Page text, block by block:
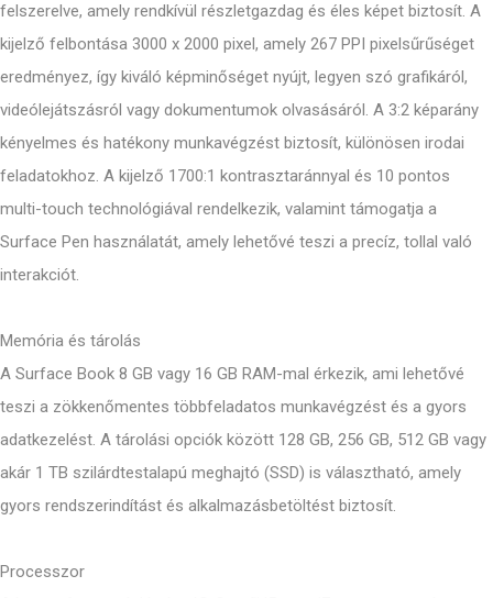
felszerelve, amely rendkívül részletgazdag és éles képet biztosít. A
kijelző felbontása 3000 x 2000 pixel, amely 267 PPI pixelsűrűséget
eredményez, így kiváló képminőséget nyújt, legyen szó grafikáról,
videólejátszásról vagy dokumentumok olvasásáról. A 3:2 képarány
kényelmes és hatékony munkavégzést biztosít, különösen irodai
feladatokhoz. A kijelző 1700:1 kontrasztaránnyal és 10 pontos
multi-touch technológiával rendelkezik, valamint támogatja a
Surface Pen használatát, amely lehetővé teszi a precíz, tollal való
interakciót.
Memória és tárolás
A Surface Book 8 GB vagy 16 GB RAM-mal érkezik, ami lehetővé
teszi a zökkenőmentes többfeladatos munkavégzést és a gyors
adatkezelést. A tárolási opciók között 128 GB, 256 GB, 512 GB vagy
akár 1 TB szilárdtestalapú meghajtó (SSD) is választható, amely
gyors rendszerindítást és alkalmazásbetöltést biztosít.
Processzor